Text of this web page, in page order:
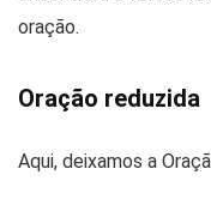
oração.
Oração reduzida
Aqui, deixamos a